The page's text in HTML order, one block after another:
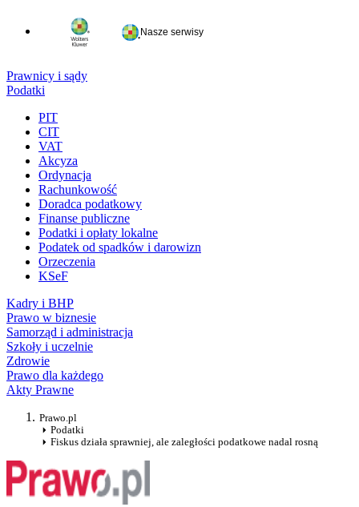
Nasze serwisy
Prawnicy i sądy
Podatki
PIT
CIT
VAT
Akcyza
Ordynacja
Rachunkowość
Doradca podatkowy
Finanse publiczne
Podatki i opłaty lokalne
Podatek od spadków i darowizn
Orzeczenia
KSeF
Kadry i BHP
Prawo w biznesie
Samorząd i administracja
Szkoły i uczelnie
Zdrowie
Prawo dla każdego
Akty Prawne
Prawo.pl
Podatki
Fiskus działa sprawniej, ale zaległości podatkowe nadal rosną